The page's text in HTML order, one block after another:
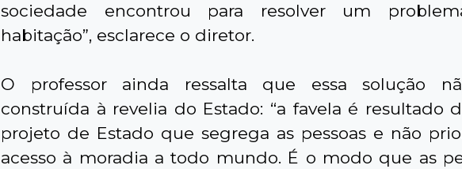
sociedade encontrou para resolver um
habitação”, esclarece o diretor.
O professor ainda ressalta que essa solução
construída à revelia do Estado: “a favela é resultado
projeto de Estado que segrega as pessoas e não
acesso à moradia a todo mundo. É o modo que as